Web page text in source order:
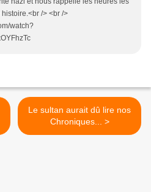
/> <br />
watch?
Le sultan aurait dû lire nos
Chroniques... >